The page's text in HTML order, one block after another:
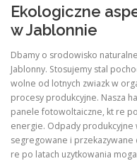
Ekologiczne
w Jablonnie
Dbamy o srodowisko
Jablonny. Stosujemy stal
wolne od lotnych zwiazk w
procesy produkcyjne. Nasza
panele fotowoltaiczne, kt re
energie. Odpady produkcyjne
segregowane i
re po latach uzytkowania